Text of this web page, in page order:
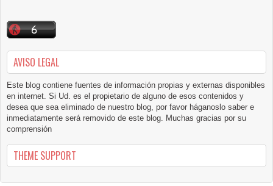
AVISO LEGAL
Este blog contiene fuentes de información propias y externas disponibles
en internet. Si Ud. es el propietario de alguno de esos contenidos y
desea que sea eliminado de nuestro blog, por favor háganoslo saber e
inmediatamente será removido de este blog. Muchas gracias por su
comprensión
THEME SUPPORT